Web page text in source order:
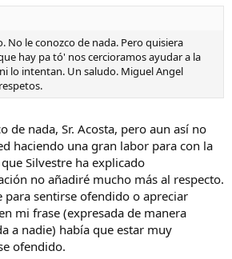
que mi posición era más bien de defensa
seis sonidos de las cuerdas al aire... ahí
pa tó"... quién soy yo para juzgar...
con el tema a nadie se le ha ocurrido
con la mano izquierda, invalidando
si tocamos las clavijas para variar la
el resultado es bueno...
no nos tomemos las cosas como una
criticar seriamente algo que no
No le conozco de nada. Pero quisiera
hay pa tó' nos cercioramos ayudar a la
lo intentan. Un saludo. Miguel Angel
de nada, Sr. Acosta, pero aun así no
haciendo una gran labor para con la
Silvestre ha explicado
no añadiré mucho más al respecto.
para sentirse ofendido o apreciar
mi frase (expresada de manera
a nadie) había que estar muy
ofendido.